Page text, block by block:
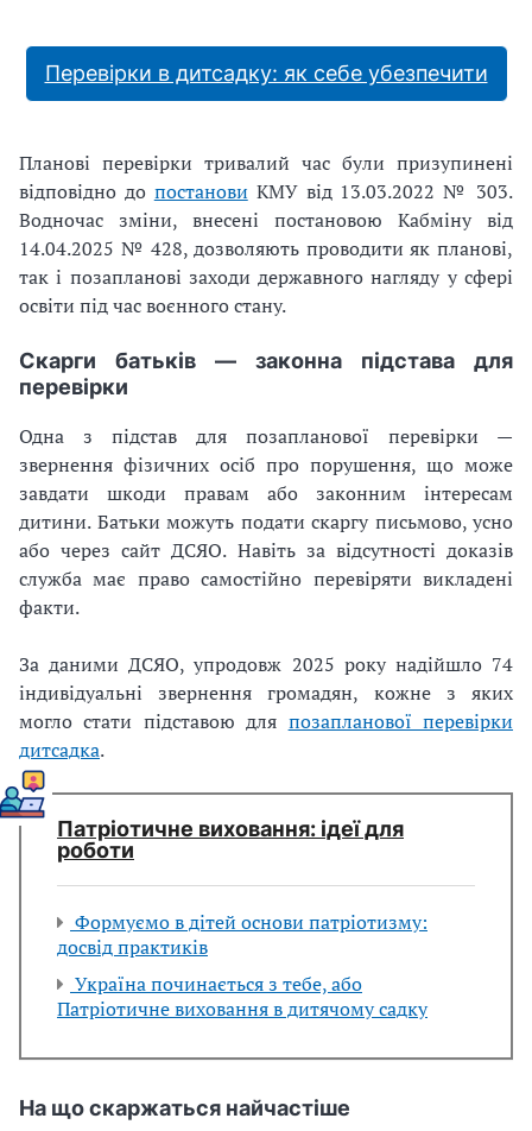
Перевірки в дитсадку: як себе убезпечити
Планові перевірки тривалий час були призупинені
відповідно до постанови КМУ від 13.03.2022 № 303.
Водночас зміни, внесені постановою Кабміну від
14.04.2025 № 428, дозволяють проводити як планові,
так і позапланові заходи державного нагляду у сфері
освіти під час воєнного стану.
Скарги батьків — законна підстава для
перевірки
Одна з підстав для позапланової перевірки —
звернення фізичних осіб про порушення, що може
завдати шкоди правам або законним інтересам
дитини. Батьки можуть подати скаргу письмово, усно
або через сайт ДСЯО. Навіть за відсутності доказів
служба має право самостійно перевіряти викладені
факти.
За даними ДСЯО, упродовж 2025 року надійшло 74
індивідуальні звернення громадян, кожне з яких
могло стати підставою для позапланової перевірки
дитсадка.
Патріотичне виховання: ідеї для
роботи
Формуємо в дітей основи патріотизму:
досвід практиків
Україна починається з тебе, або
Патріотичне виховання в дитячому садку
На що скаржаться найчастіше